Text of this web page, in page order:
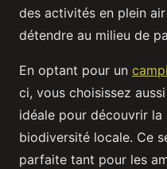
des activités en plein
détendre au milieu de
En optant pour un
ci, vous choisissez
idéale pour découvrir
biodiversité locale. Ce
parfaite tant pour les